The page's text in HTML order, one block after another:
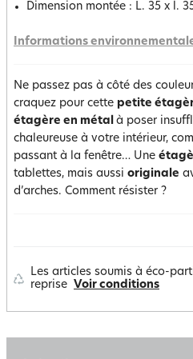
Dimension montée : L. 35 x l.
Informations
Ne passez pas à côté des
craquez pour cette petite
étagère en métal à poser
chaleureuse à votre intérieur,
passant à la fenêtre… Une
tablettes, mais aussi originale
d’arches. Comment résister ?
Les articles soumis à éco-
reprise Voir conditions